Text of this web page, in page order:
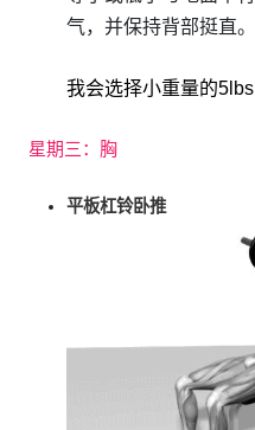
气，并保持背部挺直。
我会选择小重量的
星期三：胸
平板杠铃卧推